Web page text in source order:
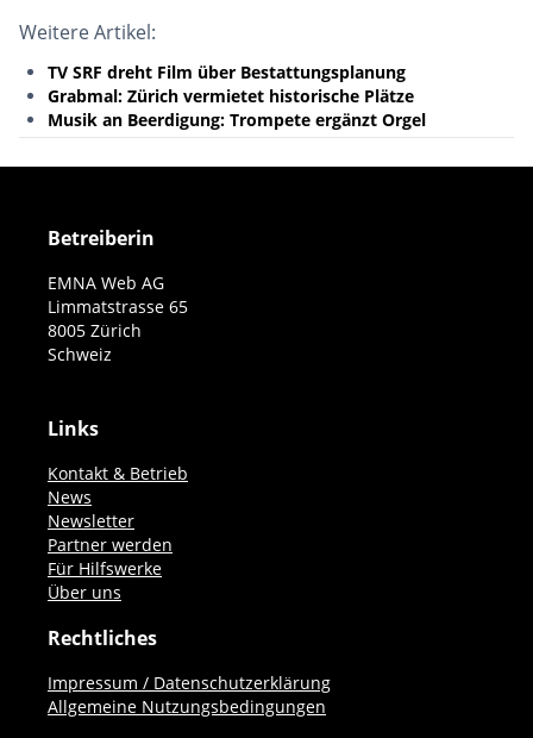
Weitere Artikel:
TV SRF dreht Film über Bestattungsplanung
Grabmal: Zürich vermietet historische Plätze
Musik an Beerdigung: Trompete ergänzt Orgel
Betreiberin
EMNA Web AG
Limmatstrasse 65
8005 Zürich
Schweiz
Links
Kontakt & Betrieb
News
Newsletter
Partner werden
Für Hilfswerke
Über uns
Rechtliches
Impressum / Datenschutzerklärung
Allgemeine Nutzungsbedingungen